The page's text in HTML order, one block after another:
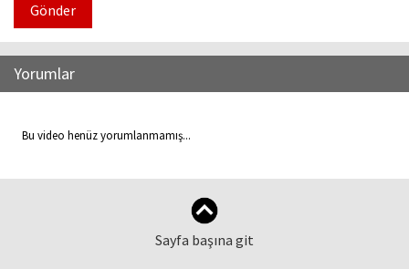
Gönder
Yorumlar
Bu video henüz yorumlanmamış...
Sayfa başına git